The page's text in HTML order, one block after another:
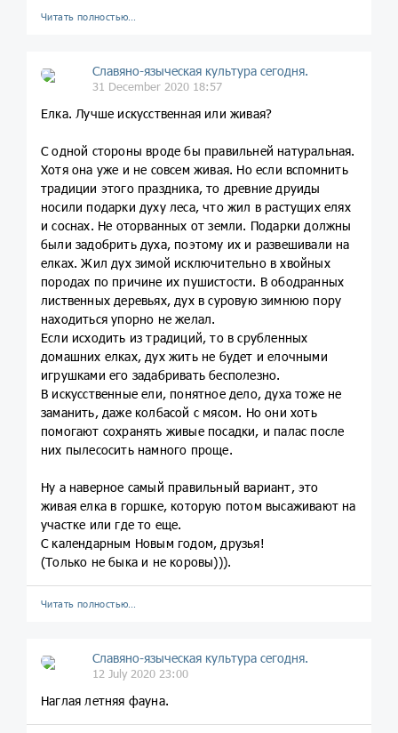
Читать полностью…
Славяно-языческая культура сегодня.
31 December 2020 18:57
Елка. Лучше искусственная или живая?
С одной стороны вроде бы правильней натуральная.
Хотя она уже и не совсем живая. Но если вспомнить
традиции этого праздника, то древние друиды
носили подарки духу леса, что жил в растущих елях
и соснах. Не оторванных от земли. Подарки должны
были задобрить духа, поэтому их и развешивали на
елках. Жил дух зимой исключительно в хвойных
породах по причине их пушистости. В ободранных
лиственных деревьях, дух в суровую зимнюю пору
находиться упорно не желал.
Если исходить из традиций, то в срубленных
домашних елках, дух жить не будет и елочными
игрушками его задабривать бесполезно.
В искусственные ели, понятное дело, духа тоже не
заманить, даже колбасой с мясом. Но они хоть
помогают сохранять живые посадки, и палас после
них пылесосить намного проще.
Ну а наверное самый правильный вариант, это
живая елка в горшке, которую потом высаживают на
участке или где то еще.
С календарным Новым годом, друзья!
(Только не быка и не коровы))).
Читать полностью…
Славяно-языческая культура сегодня.
12 July 2020 23:00
Наглая летняя фауна.